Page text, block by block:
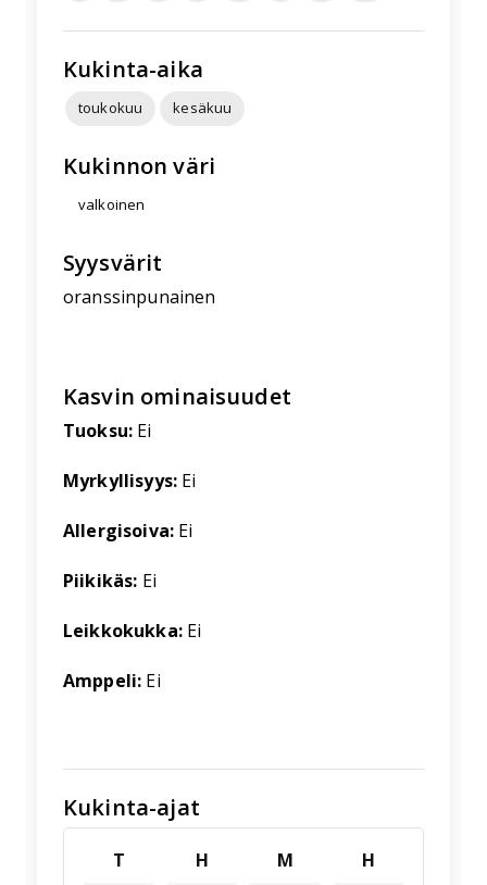
Kukinta-aika
toukokuu kesäkuu
Kukinnon väri
valkoinen
Syysvärit
oranssinpunainen
Kasvin ominaisuudet
Tuoksu: Ei
Myrkyllisyys: Ei
Allergisoiva: Ei
Piikikäs: Ei
Leikkokukka: Ei
Amppeli: Ei
Kukinta-ajat
T H M H